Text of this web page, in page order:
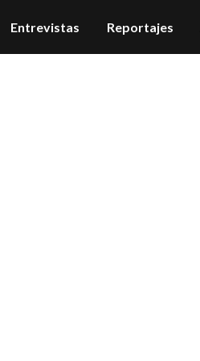
Entrevistas Reportajes